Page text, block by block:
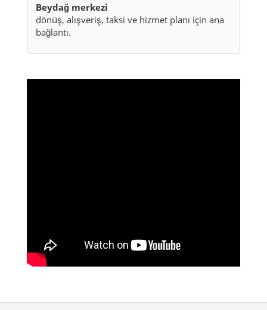
Beydağ merkezi
dönüş, alışveriş, taksi ve hizmet planı için ana
bağlantı.